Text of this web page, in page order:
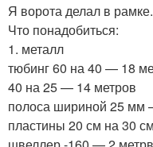
Я ворота делал в рамке.
Что понадобиться:
1. металл
тюбинг 60 на 40 — 18
40 на 25 — 14 метров
полоса шириной 25 мм
пластины 20 см на 30